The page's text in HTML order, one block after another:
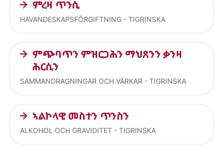
ምረዛ ጥንሲ
HAVANDESKAPSFÖRGIFTNING - TIGRINSKA
ምጭባጥን ምዝርጋሕን ማህጸንን ቃንዛ
ሕርሲን
SAMMANDRAGNINGAR OCH VÄRKAR - TIGRINSKA
ኣልኮላዊ መስተን ጥንስን
ALKOHOL OCH GRAVIDITET - TIGRINSKA